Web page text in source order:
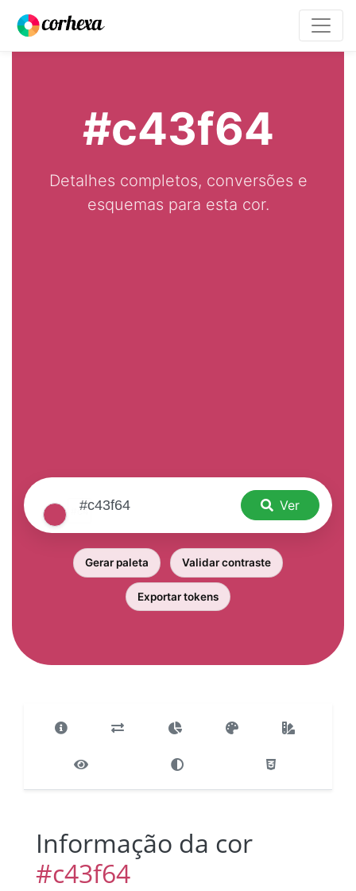
#c43f64
Detalhes completos, conversões e
esquemas para esta cor.
Ver
Gerar paleta Validar contraste
Exportar tokens
Informação da cor
#c43f64